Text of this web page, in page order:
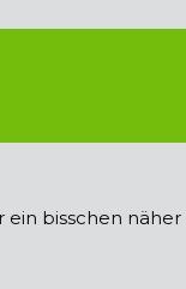
bisschen näher